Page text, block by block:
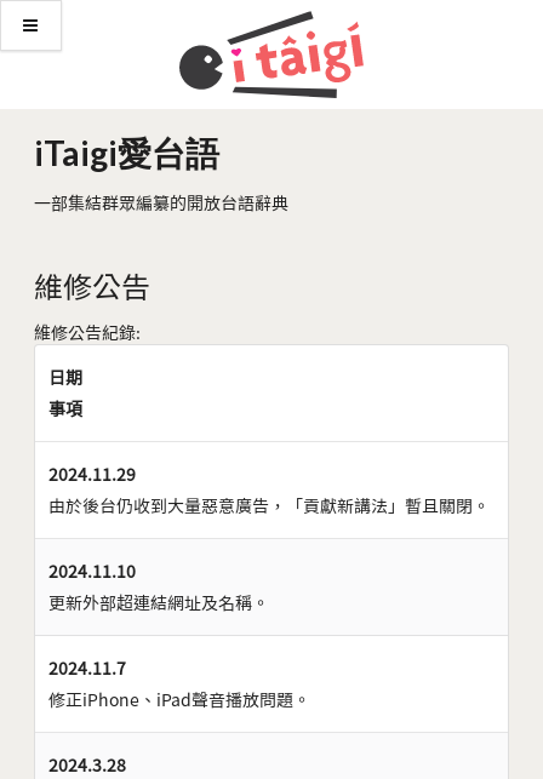
iTaigi愛台語
一部集結群眾編纂的開放台語辭典
維修公告
維修公告紀錄:
日期
事項
2024.11.29
由於後台仍收到大量惡意廣告，「貢獻新講法」暫且關閉。
2024.11.10
更新外部超連結網址及名稱。
2024.11.7
修正iPhone、iPad聲音播放問題。
2024.3.28